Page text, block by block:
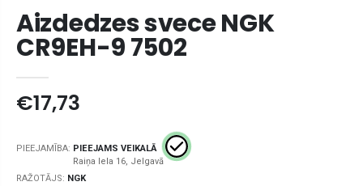
Aizdedzes svece NGK
CR9EH-9 7502
€17,73
PIEEJAMĪBA: PIEEJAMS VEIKALĀ
RAŽOTĀJS: NGK